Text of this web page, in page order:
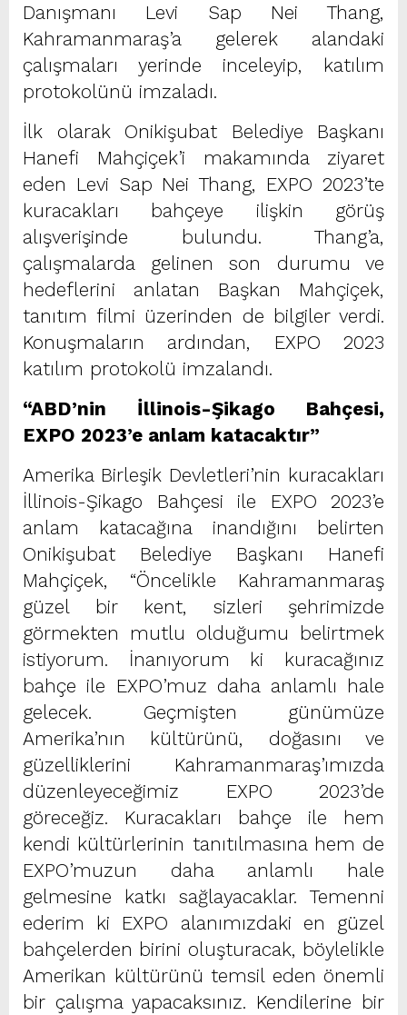
Danışmanı Levi Sap Nei Thang,
Kahramanmaraş’a gelerek alandaki
çalışmaları yerinde inceleyip, katılım
protokolünü imzaladı.
İlk olarak Onikişubat Belediye Başkanı
Hanefi Mahçiçek’i makamında ziyaret
eden Levi Sap Nei Thang, EXPO 2023’te
kuracakları bahçeye ilişkin görüş
alışverişinde bulundu. Thang’a,
çalışmalarda gelinen son durumu ve
hedeflerini anlatan Başkan Mahçiçek,
tanıtım filmi üzerinden de bilgiler verdi.
Konuşmaların ardından, EXPO 2023
katılım protokolü imzalandı.
“ABD’nin İllinois-Şikago Bahçesi,
EXPO 2023’e anlam katacaktır”
Amerika Birleşik Devletleri’nin kuracakları
İllinois-Şikago Bahçesi ile EXPO 2023’e
anlam katacağına inandığını belirten
Onikişubat Belediye Başkanı Hanefi
Mahçiçek, “Öncelikle Kahramanmaraş
güzel bir kent, sizleri şehrimizde
görmekten mutlu olduğumu belirtmek
istiyorum. İnanıyorum ki kuracağınız
bahçe ile EXPO’muz daha anlamlı hale
gelecek. Geçmişten günümüze
Amerika’nın kültürünü, doğasını ve
güzelliklerini Kahramanmaraş’ımızda
düzenleyeceğimiz EXPO 2023’de
göreceğiz. Kuracakları bahçe ile hem
kendi kültürlerinin tanıtılmasına hem de
EXPO’muzun daha anlamlı hale
gelmesine katkı sağlayacaklar. Temenni
ederim ki EXPO alanımızdaki en güzel
bahçelerden birini oluşturacak, böylelikle
Amerikan kültürünü temsil eden önemli
bir çalışma yapacaksınız. Kendilerine bir